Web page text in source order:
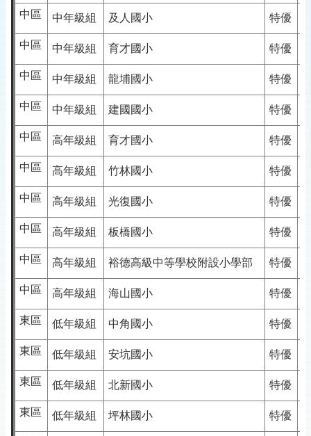
中區 中年級組 及人國小 特優
中區 中年級組 育才國小 特優
中區 中年級組 龍埔國小 特優
中區 中年級組 建國國小 特優
中區 高年級組 育才國小 特優
中區 高年級組 竹林國小 特優
中區 高年級組 光復國小 特優
中區 高年級組 板橋國小 特優
中區 高年級組 裕德高級中等學校附設小學部 特優
中區 高年級組 海山國小 特優
東區 低年級組 中角國小 特優
東區 低年級組 安坑國小 特優
東區 低年級組 北新國小 特優
東區 低年級組 坪林國小 特優